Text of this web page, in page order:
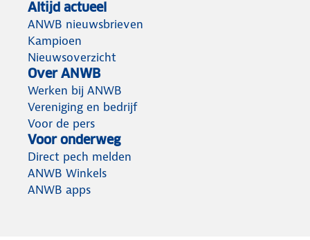
Altijd actueel
ANWB nieuwsbrieven
Kampioen
Nieuwsoverzicht
Over ANWB
Werken bij ANWB
Vereniging en bedrijf
Voor de pers
Voor onderweg
Direct pech melden
ANWB Winkels
ANWB apps